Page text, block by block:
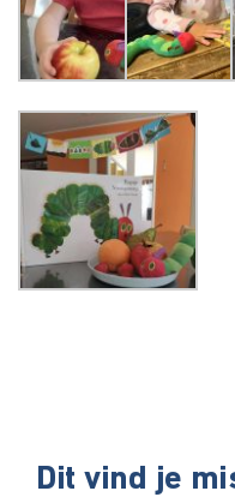
Dit vind je